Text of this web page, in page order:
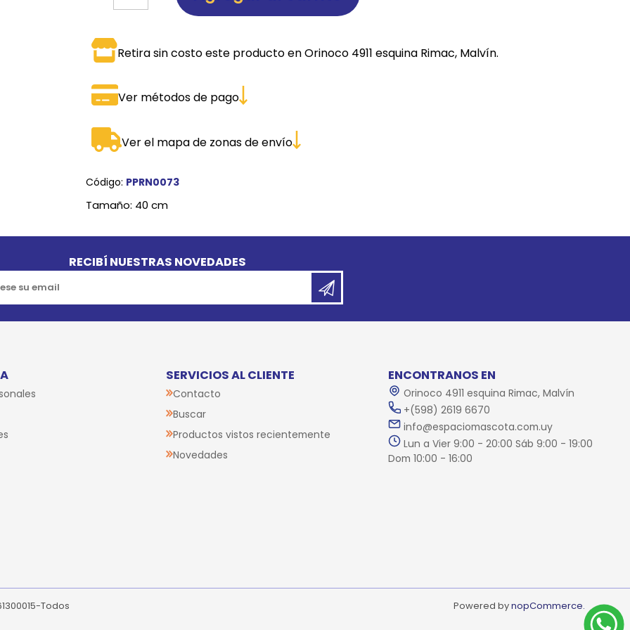
THREE DOGS
Retira sin costo este producto en Orinoco 4911 esquina Rimac, Malvín.
Ver métodos de pago
Ver el mapa de zonas de envío
Código: PPRN0073
Tamaño: 40 cm
RECIBÍ NUESTRAS NOVEDADES
SERVICIOS AL CLIENTE
Contacto
Buscar
Productos vistos recientemente
Novedades
ENCONTRANOS EN
Orinoco 4911 esquina Rimac, Malvín
+(598) 2619 6670
info@espaciomascota.com.uy
Lun a Vier 9:00 - 20:00 Sáb 9:00 - 19:00
Dom 10:00 - 16:00
Todos
Powered bynopCommerce.